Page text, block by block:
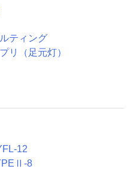
ティング
リ（足元灯）
12
8